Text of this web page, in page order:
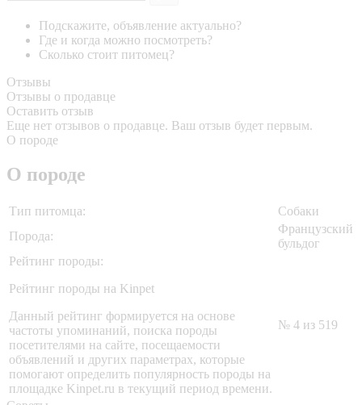
Подскажите, объявление актуально?
Где и когда можно посмотреть?
Сколько стоит питомец?
Отзывы
Отзывы о продавце
Оставить отзыв
Еще нет отзывов о продавце. Ваш отзыв будет первым.
О породе
О породе
Тип питомца:
Собаки
Порода:
Французский
бульдог
Рейтинг породы:
Рейтинг породы на Kinpet
Данный рейтинг формируется на основе
частоты упоминаний, поиска породы
посетителями на сайте, посещаемости
объявлений и других параметрах, которые
помогают определить популярность породы на
площадке Kinpet.ru в текущий период времени.
№ 4 из 519